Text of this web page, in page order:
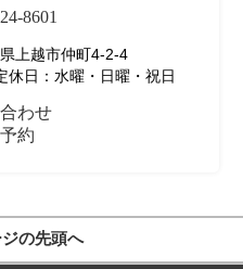
8601
上越市仲町4-2-4
日：水曜・日曜・祝日
わせ
約
の先頭へ